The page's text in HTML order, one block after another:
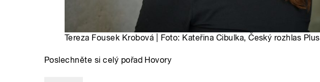
Tereza Fousek Krobová | Foto: Kateřina Cibulka, Český rozhlas Plus
Poslechněte si celý pořad Hovory